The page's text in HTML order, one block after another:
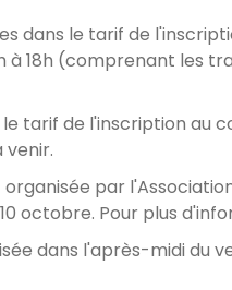
dans le tarif de
à 18h (comprenant les
tarif de l'inscription au
venir.
organisée par
octobre. Pour plus
dans l'après-midi du